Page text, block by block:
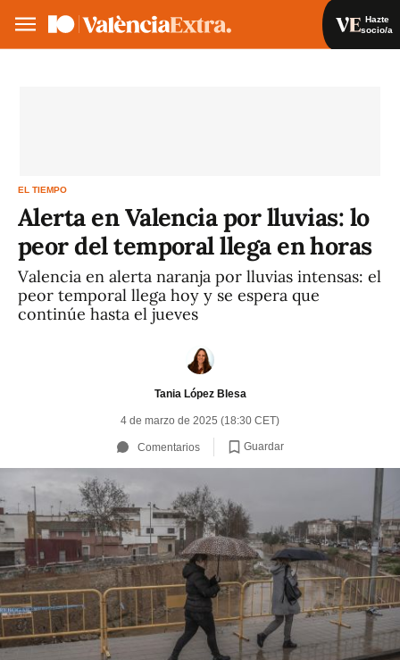
Hazte
socio/a
EL TIEMPO
Alerta en Valencia por lluvias: lo
peor del temporal llega en horas
Valencia en alerta naranja por lluvias intensas: el
peor temporal llega hoy y se espera que
continúe hasta el jueves
Tania López Blesa
4 de marzo de 2025 (18:30 CET)
Comentarios Guardar